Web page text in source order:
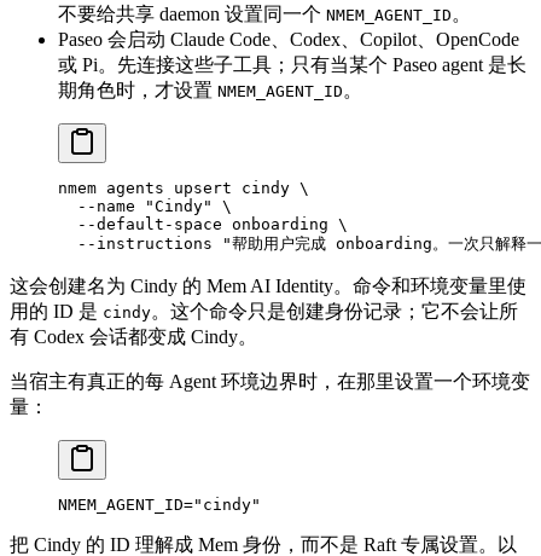
不要给共享 daemon 设置同一个 NMEM_AGENT_ID 。
Paseo 会启动 Claude Code、Codex、Copilot、OpenCode
或 Pi。先连接这些子工具；只有当某个 Paseo agent 是长
期角色时，才设置 NMEM_AGENT_ID 。
nmem agents upsert cindy \
  --name
"Cindy"
\
  --default-space
onboarding \
  --instructions
"帮助用户完成 onboarding。一次只解释
这会创建名为 Cindy 的 Mem AI Identity。命令和环境变量里使
用的 ID 是 cindy。这个命令只是创建身份记录；它不会让所
有 Codex 会话都变成 Cindy。
当宿主有真正的每 Agent 环境边界时，在那里设置一个环境变
量：
NMEM_AGENT_ID="cindy"
把 Cindy 的 ID 理解成 Mem 身份，而不是 Raft 专属设置。以